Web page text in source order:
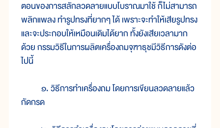
ตอนของการสลักลวดลายแบบโบราณมาใช้ ก็ไม่สามารถ
พลิกแพลง ทำรูปทรงที่ยากๆ ได้ เพราะจะทำให้เสียรูปทรง
และจะประกอบให้เหมือนเดิมได้ยาก ทั้งยังเสียเวลามาก
ด้วย กรรมวิธีในการผลิตเครื่องถมจุฑาธุชมีวิธีการดังต่อ
ไปนี้
๑. วิธีการทำเครื่องถม โดยการเขียนลวดลายแล้ว
กัดกรด